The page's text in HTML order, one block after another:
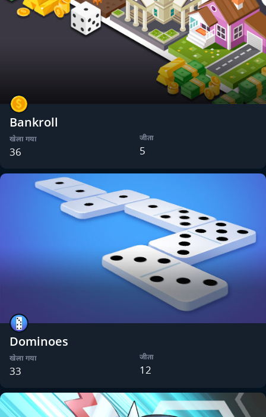
Bankroll
खेला गया
36
जीता
5
Dominoes
खेला गया
33
जीता
12